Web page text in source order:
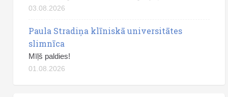
03.08.2026
Paula Stradiņa klīniskā universitātes
slimnīca
Mīļš paldies!
01.08.2026